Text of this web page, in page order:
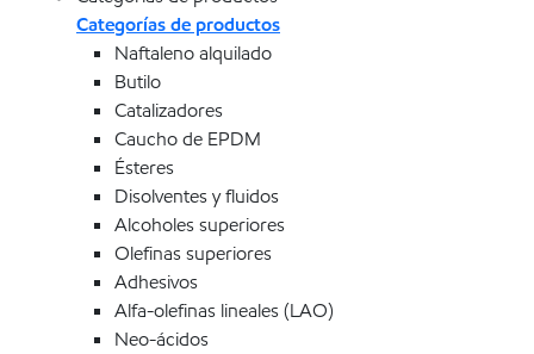
Categorías de productos
Naftaleno alquilado
Butilo
Catalizadores
Caucho de EPDM
Ésteres
Disolventes y fluidos
Alcoholes superiores
Olefinas superiores
Adhesivos
Alfa-olefinas lineales (LAO)
Neo-ácidos